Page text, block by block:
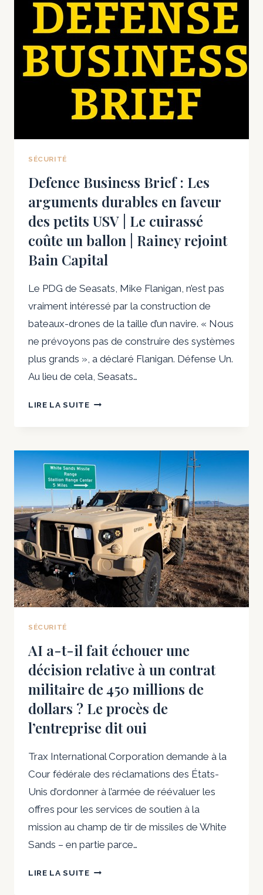
ENTREPRISE
FAIRE
UNE
DÉMONSTRATION
DE
«
FABRICATION
EXPÉDITIONNAIRE
NAVIRE
DE
GUERRE
SÉCURITÉ
Defence Business Brief : Les
arguments durables en faveur
des petits USV | Le cuirassé
coûte un ballon | Rainey rejoint
Bain Capital
Le PDG de Seasats, Mike Flanigan, n’est pas
vraiment intéressé par la construction de
bateaux-drones de la taille d’un navire. « Nous
ne prévoyons pas de construire des systèmes
plus grands », a déclaré Flanigan. Défense Un.
Au lieu de cela, Seasats…
LIRE LA SUITEDEFENCE
LES
ARGUMENTS
DURABLES
EN
FAVEUR
DES
PETITS
USV
|
LE
CUIRASSÉ
BALLON
|
RAINEY
REJOINT
BAIN
CAPITAL
SÉCURITÉ
AI a-t-il fait échouer une
décision relative à un contrat
militaire de 450 millions de
dollars ? Le procès de
l’entreprise dit oui
Trax International Corporation demande à la
Cour fédérale des réclamations des États-
Unis d’ordonner à l’armée de réévaluer les
offres pour les services de soutien à la
mission au champ de tir de missiles de White
Sands – en partie parce…
LIRE LA SUITEAI